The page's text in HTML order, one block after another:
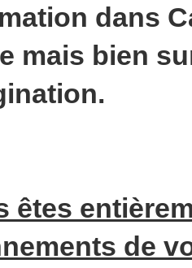
dans
mais bien
êtes
de